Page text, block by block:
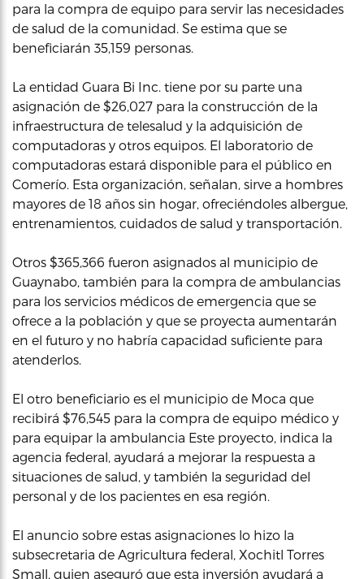
para la compra de equipo para servir las necesidades
de salud de la comunidad. Se estima que se
beneficiarán 35,159 personas.
La entidad Guara Bi Inc. tiene por su parte una
asignación de $26,027 para la construcción de la
infraestructura de telesalud y la adquisición de
computadoras y otros equipos. El laboratorio de
computadoras estará disponible para el público en
Comerío. Esta organización, señalan, sirve a hombres
mayores de 18 años sin hogar, ofreciéndoles albergue,
entrenamientos, cuidados de salud y transportación.
Otros $365,366 fueron asignados al municipio de
Guaynabo, también para la compra de ambulancias
para los servicios médicos de emergencia que se
ofrece a la población y que se proyecta aumentarán
en el futuro y no habría capacidad suficiente para
atenderlos.
El otro beneficiario es el municipio de Moca que
recibirá $76,545 para la compra de equipo médico y
para equipar la ambulancia Este proyecto, indica la
agencia federal, ayudará a mejorar la respuesta a
situaciones de salud, y también la seguridad del
personal y de los pacientes en esa región.
El anuncio sobre estas asignaciones lo hizo la
subsecretaria de Agricultura federal, Xochitl Torres
Small, quien aseguró que esta inversión ayudará a